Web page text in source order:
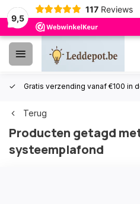
9,5
117 Reviews
Gratis verzending vanaf €100 in
Terug
Producten getagd
systeemplafond